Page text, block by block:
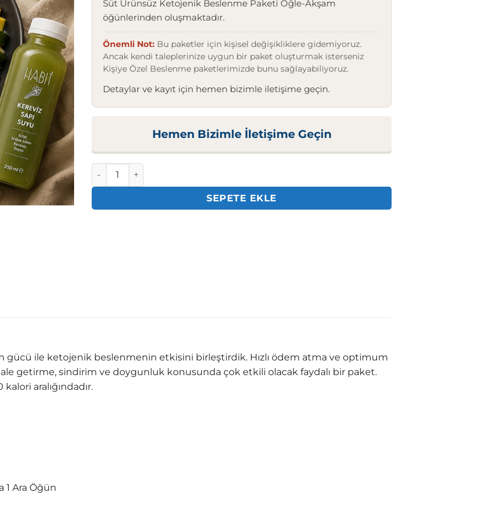
Süt Ürünsüz Ketojenik Beslenme Paketi Öğle-Akşam
öğünlerinden oluşmaktadır.
Önemli Not: Bu paketler için kişisel değişikliklere gidemiyoruz.
Ancak kendi taleplerinize uygun bir paket oluşturmak isterseniz
Kişiye Özel Beslenme paketlerimizde bunu sağlayabiliyoruz.
Detaylar ve kayıt için hemen bizimle iletişime geçin.
Hemen Bizimle İletişime Geçin
Hızlı Toparlanma Paketi adet
SEPETE EKLE
gücü ile ketojenik beslenmenin etkisini birleştirdik. Hızlı ödem atma ve optimum
getirme, sindirim ve doygunluk konusunda çok etkili olacak faydalı bir paket.
aralığındadır.
Ara Öğün